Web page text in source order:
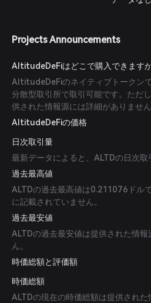
Projects Announcements
AltitudeDeFiはどこで購入できます
AltitudeDeFiのネイティブトークン
分散型取引所で取引可能です。ただ
供された情報源には詳細がありません
AltitudeDeFiの価格
日次取引量
最新データによると、ALTDの日次取
過去最高値
ALTDの過去最高値は0.211076ドル
に記載されていません。
過去最安値
ALTDの過去最安値は提供された情
ん。
時価総額と評価額
時価総額
ALTDの現在の時価総額は提供された